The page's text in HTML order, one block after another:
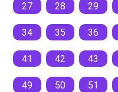
27 28 29
34 35 36
41 42 43
49 50 51